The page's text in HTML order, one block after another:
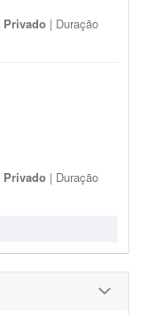
Privado | Duração
Privado | Duração